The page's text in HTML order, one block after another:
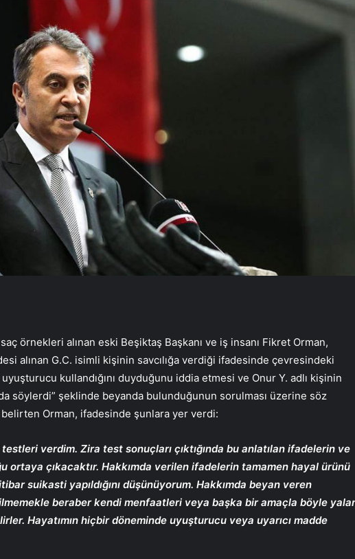
örnekleri alınan eski Beşiktaş Başkanı ve iş insanı Fikret Orman,
alınan G.C. isimli kişinin savcılığa verdiği ifadesinde çevresindeki
uyuşturucu kullandığını duyduğunu iddia etmesi ve Onur Y. adlı kişinin
da söylerdi” şeklinde beyanda bulunduğunun sorulması üzerine söz
belirten Orman, ifadesinde şunlara yer verdi:
testleri verdim. Zira test sonuçları çıktığında bu anlatılan ifadelerin ve
ortaya çıkacaktır. Hakkımda verilen ifadelerin tamamen hayal ürünü
suikasti yapıldığını düşünüyorum. Hakkımda beyan veren
beraber kendi menfaatleri veya başka bir amaçla böyle
Hayatımın hiçbir döneminde uyuşturucu veya uyarıcı madde